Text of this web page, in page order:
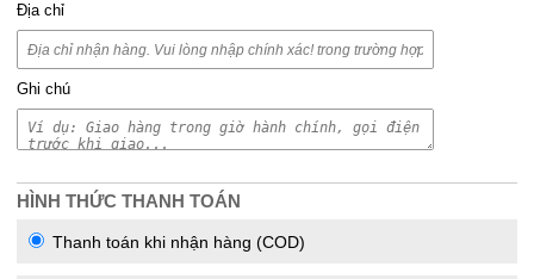
Địa chỉ
Ghi chú
HÌNH THỨC THANH TOÁN
Thanh toán khi nhận hàng (COD)